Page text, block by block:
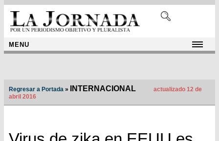
MENU
Regresar a Portada » INTERNACIONAL
actualizado 12 de
abril 2016